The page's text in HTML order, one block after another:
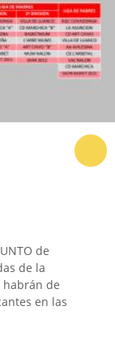
de
de la
habrán de
en las